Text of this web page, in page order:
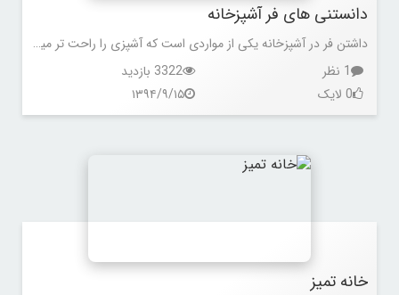
دانستنی های فر آشپزخانه
داشتن فر در آشپزخانه یکی از مواردی است که آشپزی را راحت تر میکند اما جالب است بدانید بسیاری از افراد فر را در حد پخت نان و یا کیک و شیرینی میدانند و به همین دلیل در آشپزخانه بسیاری از افراد داشتن فر از وسایل پر کاربرد و ضروری محسوب نمیشود.
1 نظر
3322 بازدید
0 لایک
۱۳۹۴/۹/۱۵
خانه تمیز